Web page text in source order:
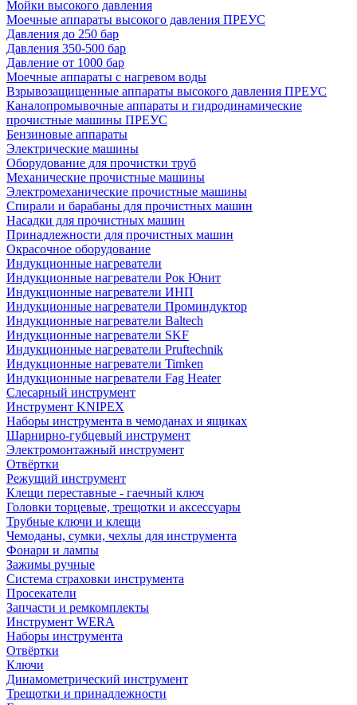
Мойки высокого давления
Моечные аппараты высокого давления ПРЕУС
Давления до 250 бар
Давления 350-500 бар
Давление от 1000 бар
Моечные аппараты с нагревом воды
Взрывозащищенные аппараты высокого давления ПРЕУС
Каналопромывочные аппараты и гидродинамические
прочистные машины ПРЕУС
Бензиновые аппараты
Электрические машины
Оборудование для прочистки труб
Механические прочистные машины
Электромеханические прочистные машины
Спирали и барабаны для прочистных машин
Насадки для прочистных машин
Принадлежности для прочистных машин
Окрасочное оборудование
Индукционные нагреватели
Индукционные нагреватели Рок Юнит
Индукционные нагреватели ИНП
Индукционные нагреватели Проминдуктор
Индукционные нагреватели Baltech
Индукционные нагреватели SKF
Индукционные нагреватели Pruftechnik
Индукционные нагреватели Timken
Индукционные нагреватели Fag Heater
Слесарный инструмент
Инструмент KNIPEX
Наборы инструмента в чемоданах и ящиках
Шарнирно-губцевый инструмент
Электромонтажный инструмент
Отвёртки
Режущий инструмент
Клещи переставные - гаечный ключ
Головки торцевые, трещотки и аксессуары
Трубные ключи и клещи
Чемоданы, сумки, чехлы для инструмента
Фонари и лампы
Зажимы ручные
Система страховки инструмента
Просекатели
Запчасти и ремкомплекты
Инструмент WERA
Наборы инструмента
Отвёртки
Ключи
Динамометрический инструмент
Трещотки и принадлежности